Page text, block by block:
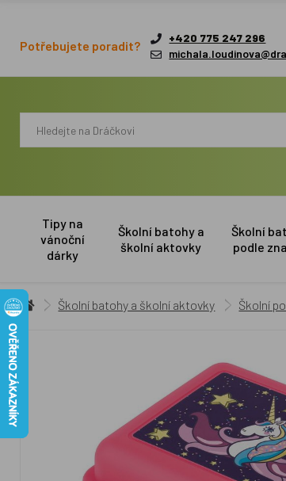
Potřebujete poradit?
+420 775 247 296
Tipy na
vánoční
dárky
Školní batohy a
školní aktovky
Školní
podle
Školní batohy a školní aktovky Školní